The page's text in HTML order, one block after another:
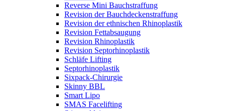
Reverse Mini Bauchstraffung
Revision der Bauchdeckenstraffung
Revision der ethnischen Rhinoplastik
Revision Fettabsaugung
Revision Rhinoplastik
Revision Septorhinoplastik
Schläfe Lifting
Septorhinoplastik
Sixpack-Chirurgie
Skinny BBL
Smart Lipo
SMAS Facelifting